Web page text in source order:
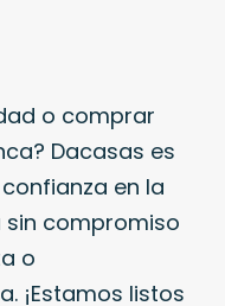
o comprar
Dacasas es
en la
sin compromiso
o
¡Estamos listos